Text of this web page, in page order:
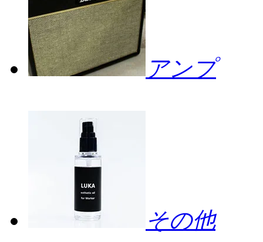
アンプ
その他